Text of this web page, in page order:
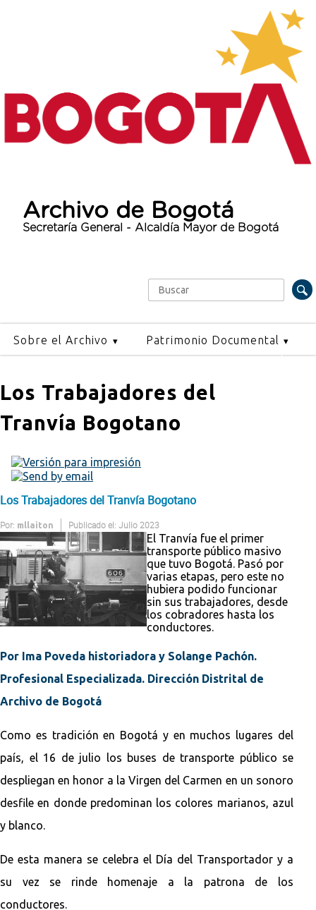
Archivo de Bogotá
Secretaría General - Alcaldía Mayor de Bogotá
Formulario de búsqueda
Buscar
Sobre el Archivo Patrimonio Documental
Los Trabajadores del
Tranvía Bogotano
Los Trabajadores del Tranvía Bogotano
Por: mllaiton Publicado el: Julio 2023
El Tranvía fue el primer
transporte público masivo
que tuvo Bogotá. Pasó por
varias etapas, pero este no
hubiera podido funcionar
sin sus trabajadores, desde
los cobradores hasta los
conductores.
Por Ima Poveda historiadora y Solange Pachón.
Profesional Especializada. Dirección Distrital de
Archivo de Bogotá
Como es tradición en Bogotá y en muchos lugares del
país, el 16 de julio los buses de transporte público se
despliegan en honor a la Virgen del Carmen en un sonoro
desfile en donde predominan los colores marianos, azul
y blanco.
De esta manera se celebra el Día del Transportador y a
su vez se rinde homenaje a la patrona de los
conductores.